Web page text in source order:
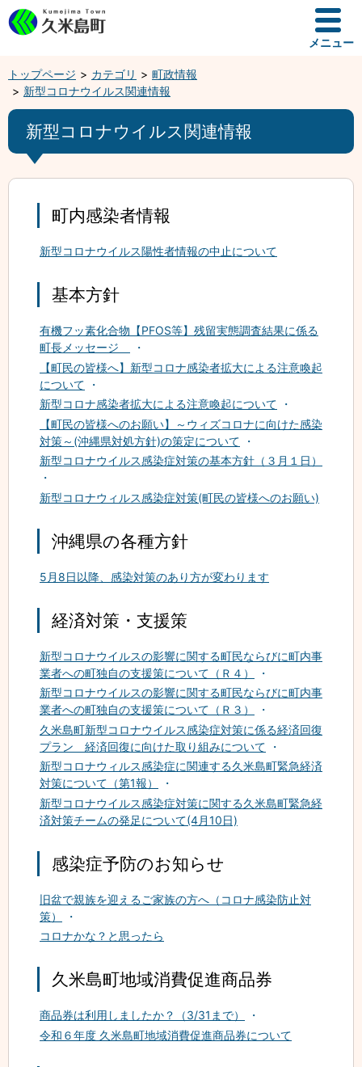
メニュー
トップページ カテゴリ
町政情報
新型コロナウイルス関連情報
新型コロナウイルス関連情報
町内感染者情報
新型コロナウイルス陽性者情報の中止について
基本方針
有機フッ素化合物【PFOS等】残留実態調査結果に係る
町長メッセージ
【町民の皆様へ】新型コロナ感染者拡大による注意喚起
について
新型コロナ感染者拡大による注意喚起について
【町民の皆様へのお願い】～ウィズコロナに向けた感染
対策～(沖縄県対処方針)の策定について
新型コロナウイルス感染症対策の基本方針（３月１日）
新型コロナウィルス感染症対策(町民の皆様へのお願い)
沖縄県の各種方針
5月8日以降、感染対策のあり方が変わります
経済対策・支援策
新型コロナウイルスの影響に関する町民ならびに町内事
業者への町独自の支援策について（Ｒ４）
新型コロナウイルスの影響に関する町民ならびに町内事
業者への町独自の支援策について（Ｒ３）
久米島町新型コロナウイルス感染症対策に係る経済回復
プラン 経済回復に向けた取り組みについて
新型コロナウィルス感染症に関連する久米島町緊急経済
対策について（第1報）
新型コロナウイルス感染症対策に関する久米島町緊急経
済対策チームの発足について(4月10日)
感染症予防のお知らせ
旧盆で親族を迎えるご家族の方へ（コロナ感染防止対
策）
コロナかな？と思ったら
久米島町地域消費促進商品券
商品券は利用しましたか？（3/31まで）
令和６年度 久米島町地域消費促進商品券について